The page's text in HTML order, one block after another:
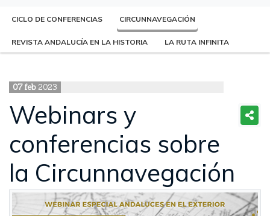
CICLO DE CONFERENCIAS CIRCUNNAVEGACIÓN
REVISTA ANDALUCÍA EN LA HISTORIA LA RUTA INFINITA
07 feb 2023
Webinars y
conferencias sobre
la Circunnavegación